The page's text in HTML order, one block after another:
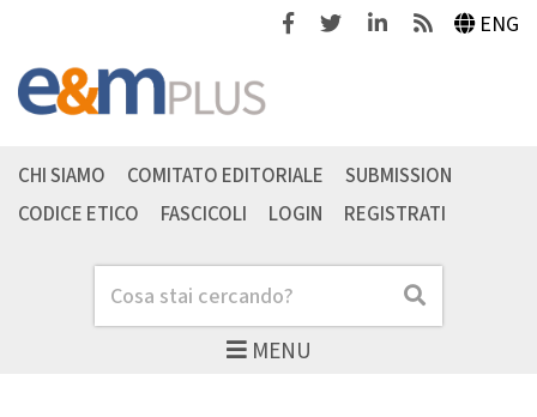
FacebookTwitterLinkedinFeeds ENG
MENU
Cerca Cerca
CHI SIAMO COMITATO EDITORIALE
SUBMISSION
CODICE ETICO
FASCICOLI LOGIN REGISTRATI